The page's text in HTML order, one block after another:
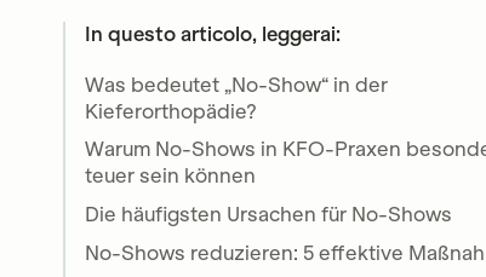
In questo articolo, leggerai:
Was bedeutet „No-Show“ in der
Kieferorthopädie?
Warum No-Shows in KFO-Praxen
teuer sein können
Die häufigsten Ursachen für No-Shows
No-Shows reduzieren: 5 effektive